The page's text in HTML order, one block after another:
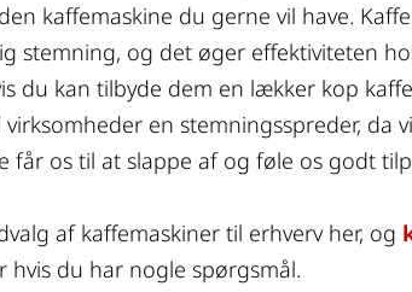
kaffemaskine du gerne vil have.
stemning, og det øger effektiviteten
du kan tilbyde dem en lækker kop
en stemningsspreder, da
får os til at slappe af og føle os godt
af kaffemaskiner til erhverv her, og
hvis du har nogle spørgsmål.